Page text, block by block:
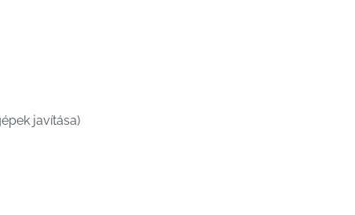
javítása)